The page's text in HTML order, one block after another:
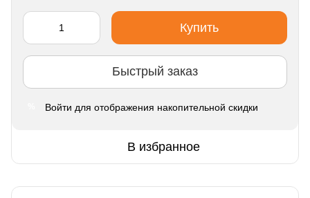
Купить
Быстрый заказ
Войти для отображения накопительной скидки
В избранное